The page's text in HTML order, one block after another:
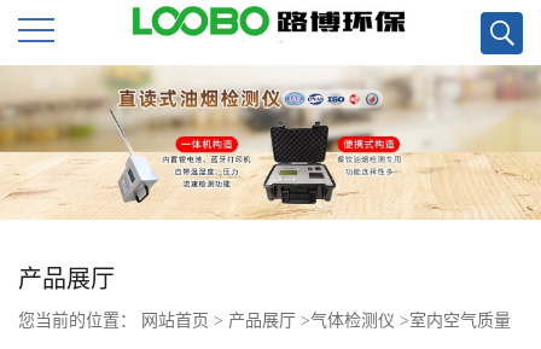
公
司
首
页
公
产品展厅
您当前的位置： 网站首页 > 产品展厅 >气体检测仪 >室内空气质量